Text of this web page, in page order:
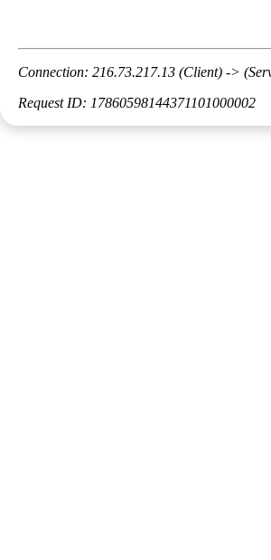
Connection: 216.73.217.13 (Client) ->
Request ID: 17860598144371101000002